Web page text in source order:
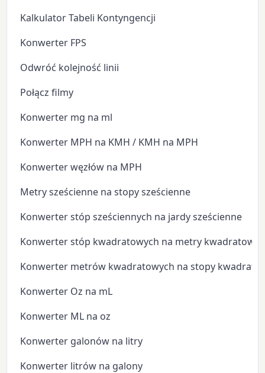
Kalkulator Tabeli Kontyngencji
Konwerter FPS
Odwróć kolejność linii
Połącz filmy
Konwerter mg na ml
Konwerter MPH na KMH / KMH na MPH
Konwerter węzłów na MPH
Metry sześcienne na stopy sześcienne
Konwerter stóp sześciennych na jardy sześcienne
Konwerter stóp kwadratowych na metry kwadratowe
Konwerter metrów kwadratowych na stopy
Konwerter Oz na mL
Konwerter ML na oz
Konwerter galonów na litry
Konwerter litrów na galony